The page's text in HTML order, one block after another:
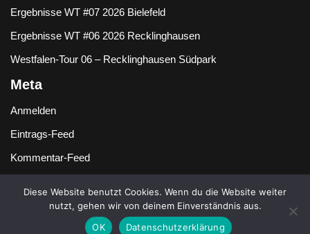
Ergebnisse WT #07 2026 Bielefeld
Ergebnisse WT #06 2026 Recklinghausen
Westfalen-Tour 06 – Recklinghausen Südpark
Meta
Anmelden
Eintrags-Feed
Kommentar-Feed
Diese Website benutzt Cookies. Wenn du die Website weiter
nutzt, gehen wir von deinem Einverständnis aus.
OK
Datenschutzerklärung